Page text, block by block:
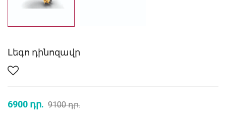
Լեգո դինոզավր
6900 դր. 9100 դր.